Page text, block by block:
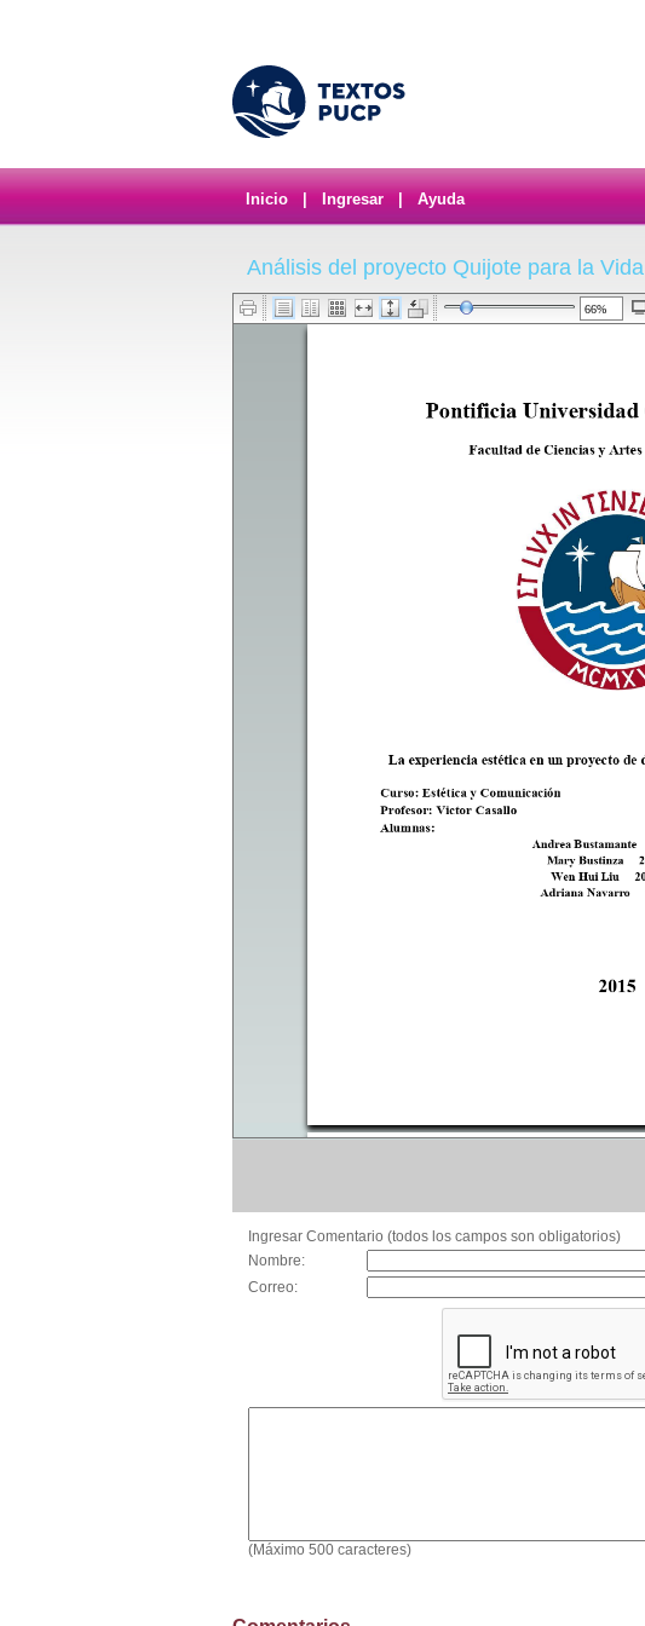
Inicio Ingresar Ayuda
Análisis del proyecto Quijote para la Vida
Ingresar Comentario (todos los campos son obligatorios)
Nombre:
Correo:
(Máximo 500 caracteres)